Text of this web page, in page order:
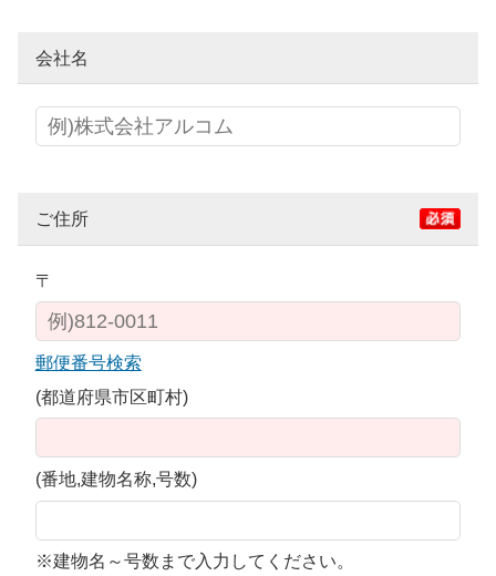
会社名
ご住所
〒
郵便番号検索
(都道府県市区町村)
(番地,建物名称,号数)
※建物名～号数まで入力してください。